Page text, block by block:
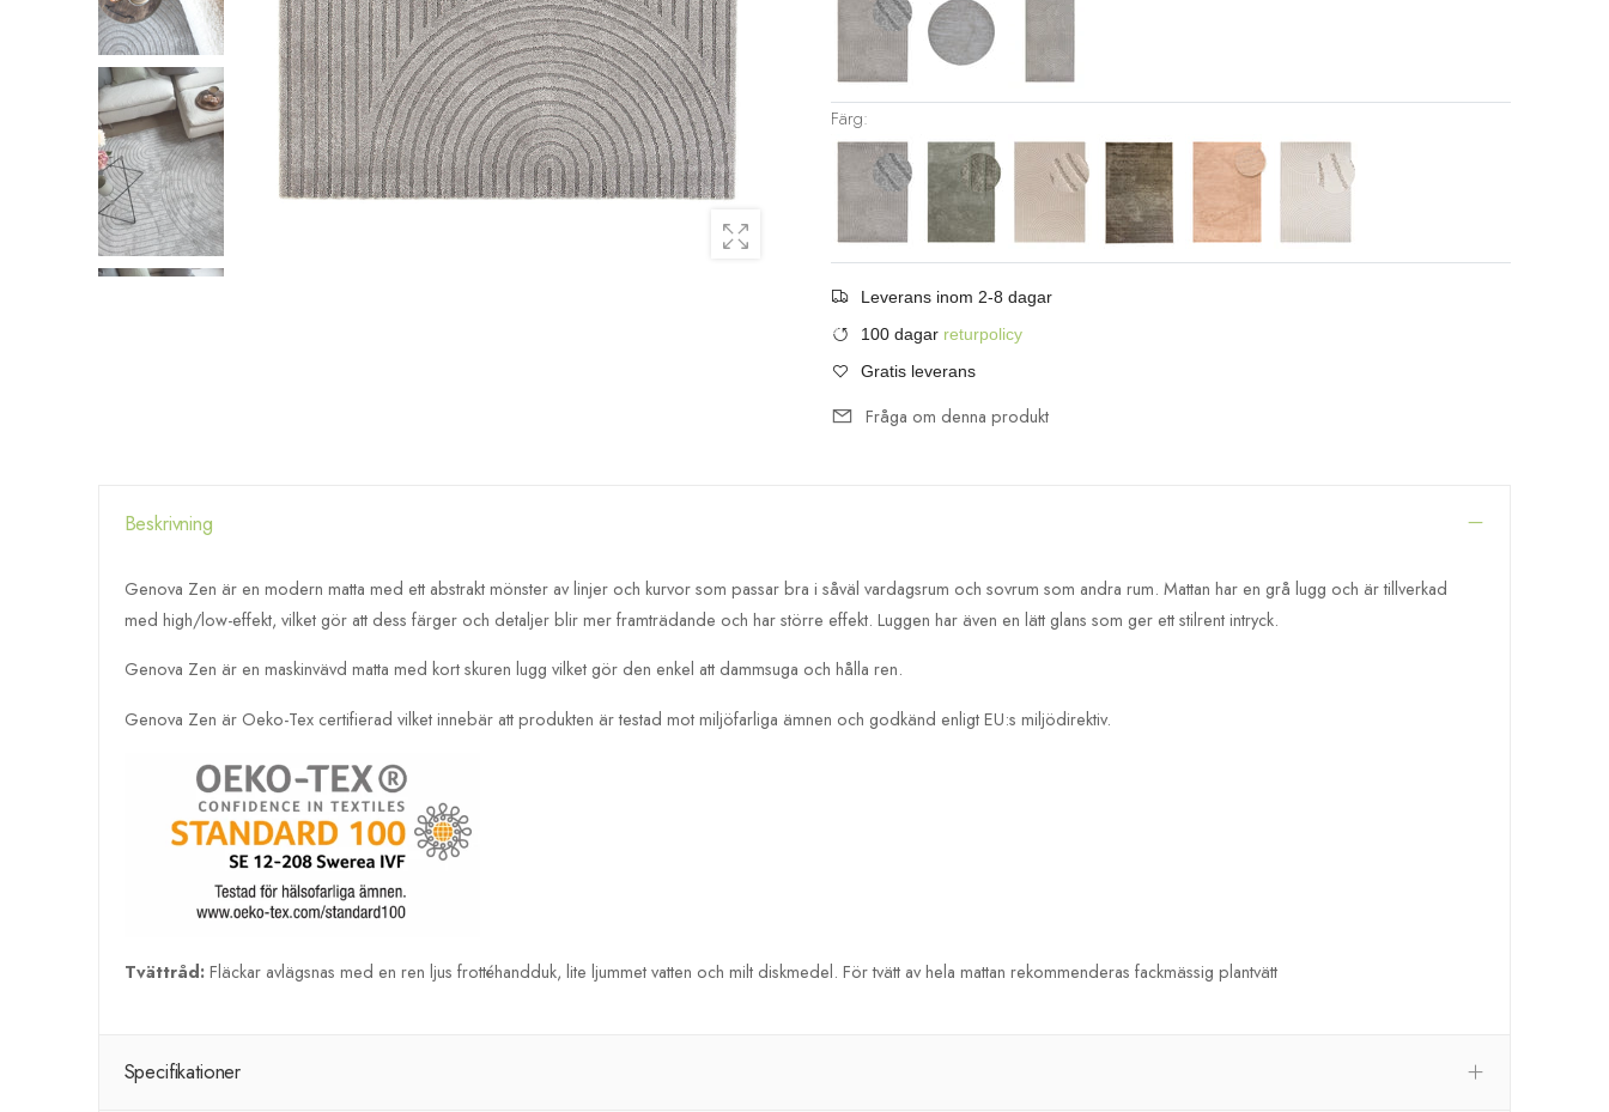
Färg:
Leverans inom 2-8 dagar
100 dagar returpolicy
Gratis leverans
Fråga om denna produkt
Beskrivning
Genova Zen är en modern matta med ett abstrakt mönster av linjer och kurvor som passar bra i såväl vardagsrum och sovrum som andra rum. Mattan har en grå lugg och är tillverkad
med high/low-effekt, vilket gör att dess färger och detaljer blir mer framträdande och har större effekt. Luggen har även en lätt glans som ger ett stilrent intryck.
Genova Zen är en maskinvävd matta med kort skuren lugg vilket gör den enkel att dammsuga och hålla ren.
Genova Zen är Oeko-Tex certifierad vilket innebär att produkten är testad mot miljöfarliga ämnen och godkänd enligt EU:s miljödirektiv.
Tvättråd: Fläckar avlägsnas med en ren ljus frottéhandduk, lite ljummet vatten och milt diskmedel. För tvätt av hela mattan rekommenderas fackmässig plantvätt
Specifikationer